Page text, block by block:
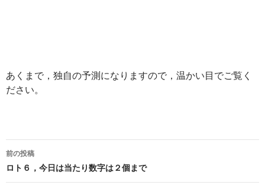
あくまで，独自の予測になりますので，温かい目でご覧く
ださい。
投
稿
前の投稿
ロト６，今日は当たり数字は２個まで